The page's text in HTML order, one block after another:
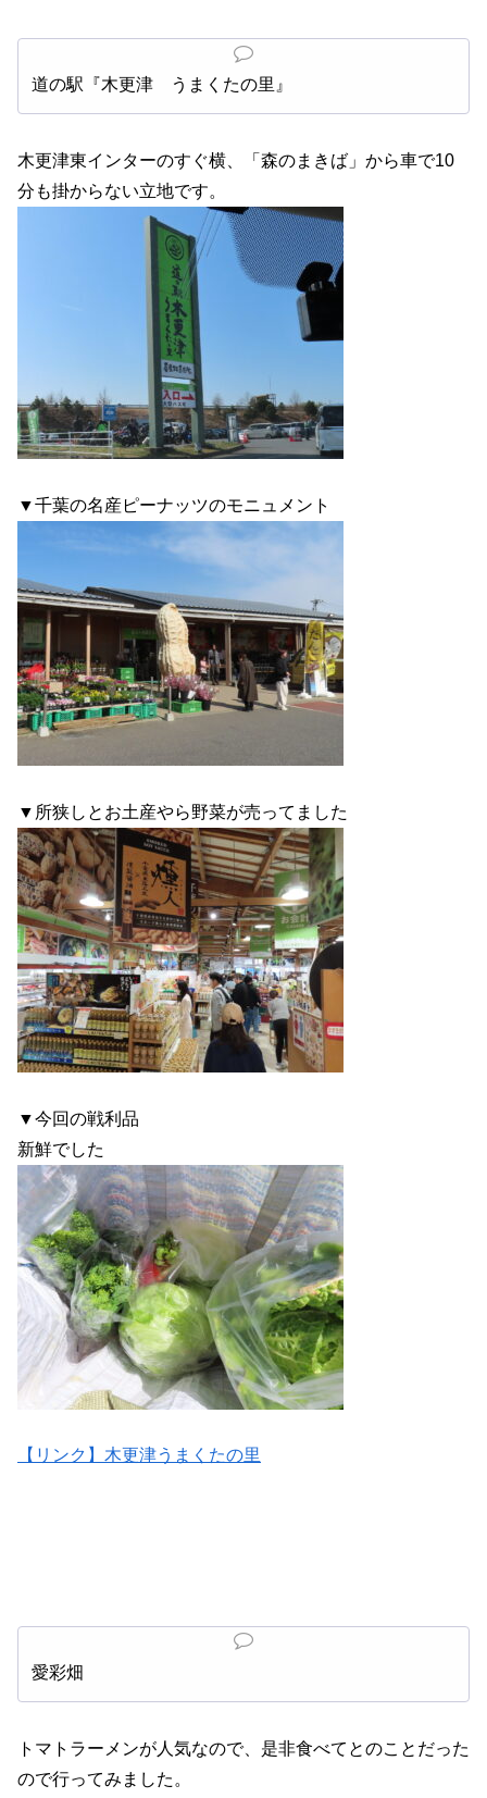
道の駅『木更津 うまくたの里』
木更津東インターのすぐ横、「森のまきば」から車で10
分も掛からない立地です。
▼千葉の名産ピーナッツのモニュメント
▼所狭しとお土産やら野菜が売ってました
▼今回の戦利品
新鮮でした
【リンク】木更津うまくたの里
愛彩畑
トマトラーメンが人気なので、是非食べてとのことだった
ので行ってみました。